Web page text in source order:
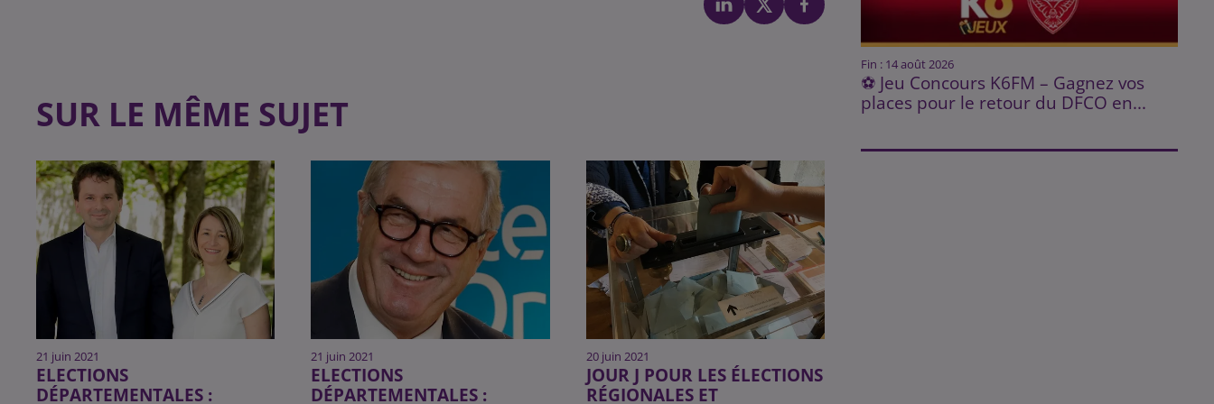
SUR LE MÊME SUJET
21 juin 2021
ELECTIONS
DÉPARTEMENTALES :
21 juin 2021
ELECTIONS
DÉPARTEMENTALES :
20 juin 2021
JOUR J POUR LES ÉLECTIONS
RÉGIONALES ET
Fin : 14 août 2026
⚽ Jeu Concours K6FM – Gagnez vos
places pour le retour du DFCO en...